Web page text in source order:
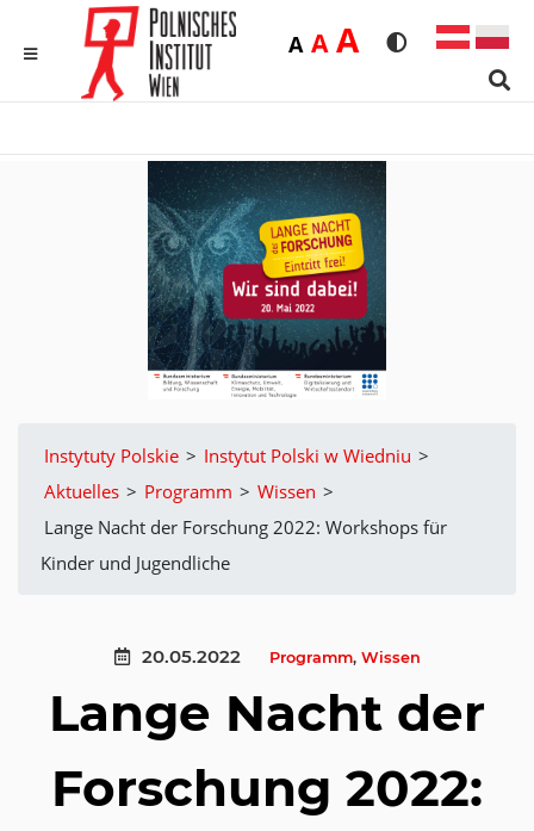
Rozmiar
ADomyślna
AŚrednia
ADużaWersja
Instytuty Polskie > Instytut Polski w Wiedniu >
Aktuelles > Programm > Wissen >
Lange Nacht der Forschung 2022: Workshops für
Kinder und Jugendliche
20.05.2022 Programm, Wissen
Lange Nacht der
Forschung 2022: